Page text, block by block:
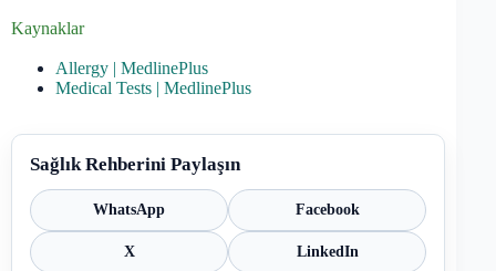
Kaynaklar
Allergy | MedlinePlus
Medical Tests | MedlinePlus
Sağlık Rehberini Paylaşın
WhatsApp Facebook
X LinkedIn